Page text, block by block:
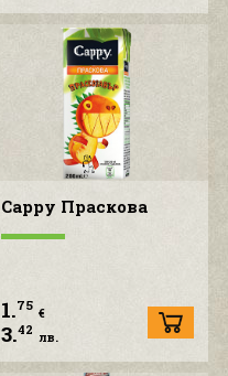
Cappy Праскова
1.75 €
3.42 лв.